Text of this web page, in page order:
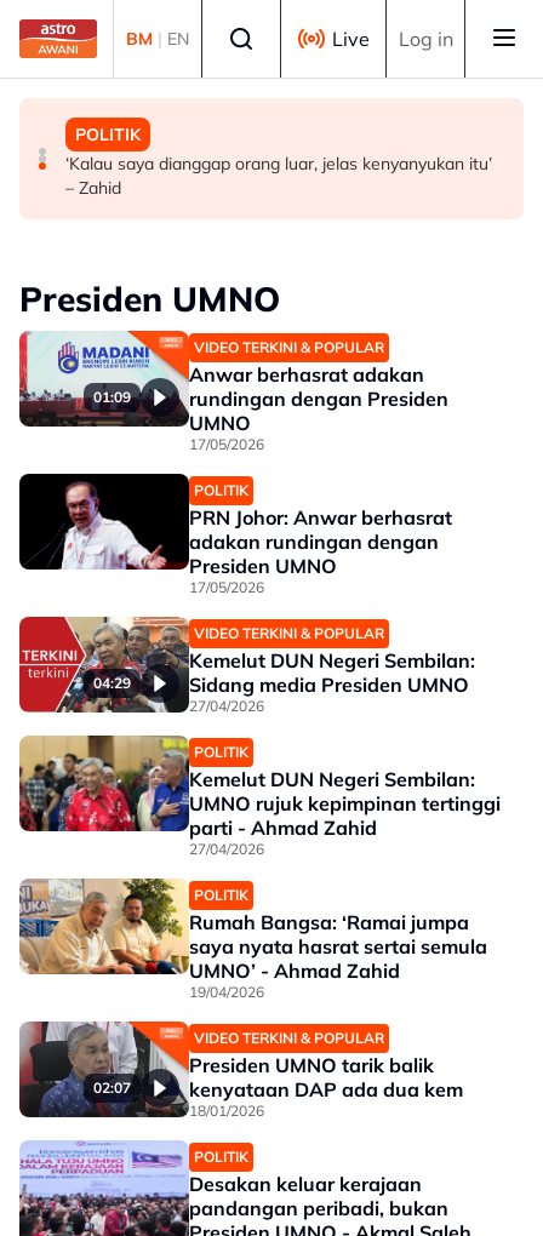
Skip to main content
BM | EN Live Log in
MALAYSIA
Operasi tren Kulai–Kempas Baru terjejas, kerja
pemulihan masih dijalankan
POLITIK
BN mahu pertahan 21 kerusi DUN di Melaka
POLITIK
‘Kalau saya dianggap orang luar, jelas kenyanyukan itu’
– Zahid
Presiden UMNO
01:09
VIDEO TERKINI & POPULAR
Anwar berhasrat adakan
rundingan dengan Presiden
UMNO
17/05/2026
POLITIK
PRN Johor: Anwar berhasrat
adakan rundingan dengan
Presiden UMNO
17/05/2026
04:29
VIDEO TERKINI & POPULAR
Kemelut DUN Negeri Sembilan:
Sidang media Presiden UMNO
27/04/2026
POLITIK
Kemelut DUN Negeri Sembilan:
UMNO rujuk kepimpinan tertinggi
parti - Ahmad Zahid
27/04/2026
POLITIK
Rumah Bangsa: ‘Ramai jumpa
saya nyata hasrat sertai semula
UMNO’ - Ahmad Zahid
19/04/2026
02:07
VIDEO TERKINI & POPULAR
Presiden UMNO tarik balik
kenyataan DAP ada dua kem
18/01/2026
POLITIK
Desakan keluar kerajaan
pandangan peribadi, bukan